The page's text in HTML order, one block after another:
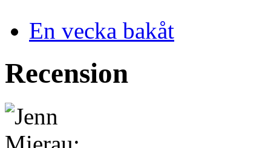
En vecka bakåt
Recension